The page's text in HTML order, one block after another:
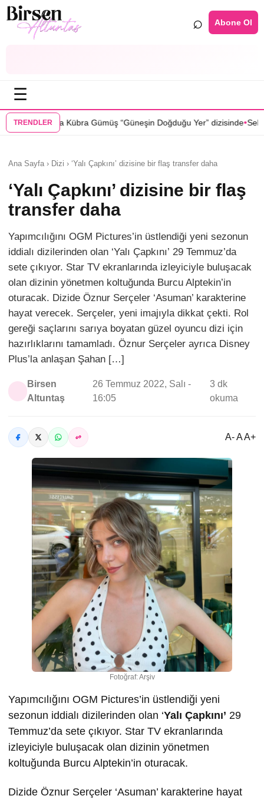
⌕ Abone Ol
☰
TRENDLER
“Güneşin Doğduğu Yer” dizisinde• Selin Türkmen “Karma”
Ana Sayfa › Dizi › ‘Yalı Çapkını’ dizisine bir flaş transfer daha
‘Yalı Çapkını’ dizisine bir flaş
transfer daha
Yapımcılığını OGM Pictures’in üstlendiği yeni sezonun
iddialı dizilerinden olan ‘Yalı Çapkını’ 29 Temmuz’da
sete çıkıyor. Star TV ekranlarında izleyiciyle buluşacak
olan dizinin yönetmen koltuğunda Burcu Alptekin’in
oturacak. Dizide Öznur Serçeler ‘Asuman’ karakterine
hayat verecek. Serçeler, yeni imajıyla dikkat çekti. Rol
gereği saçlarını sarıya boyatan güzel oyuncu dizi için
hazırlıklarını tamamladı. Öznur Serçeler ayrıca Disney
Plus’la anlaşan Şahan […]
Birsen
Altuntaş
26 Temmuz 2022, Salı -
16:05
3 dk
okuma
A- A A+
Fotoğraf: Arşiv
Yapımcılığını OGM Pictures’in üstlendiği yeni
sezonun iddialı dizilerinden olan ‘Yalı Çapkını’ 29
Temmuz’da sete çıkıyor. Star TV ekranlarında
izleyiciyle buluşacak olan dizinin yönetmen
koltuğunda Burcu Alptekin’in oturacak.
Dizide Öznur Serçeler ‘Asuman’ karakterine hayat